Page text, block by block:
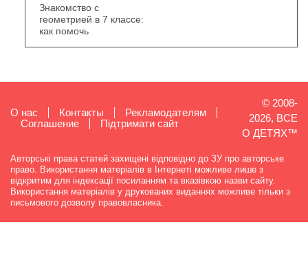
Знакомство с
геометрией в 7 классе:
как помочь
О нас Контакты
Рекламодателям
Cоглашение
Підтримати сайт
© 2008-
2026, ВСЕ
О ДЕТЯХ™
Авторські права статей захищені відповідно до ЗУ про авторське
право. Використання матеріалів в Інтернеті можливе лише з
відкритим для індексації посиланням та вказівкою назви сайту.
Використання матеріалів у друкованих виданнях можливе тільки з
письмового дозволу правовласника.